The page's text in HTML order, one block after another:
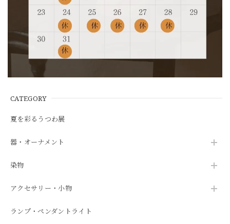
CATEGORY
夏を彩るうつわ展
器・オーナメント
染物
アクセサリー・小物
ランプ・ペンダントライト